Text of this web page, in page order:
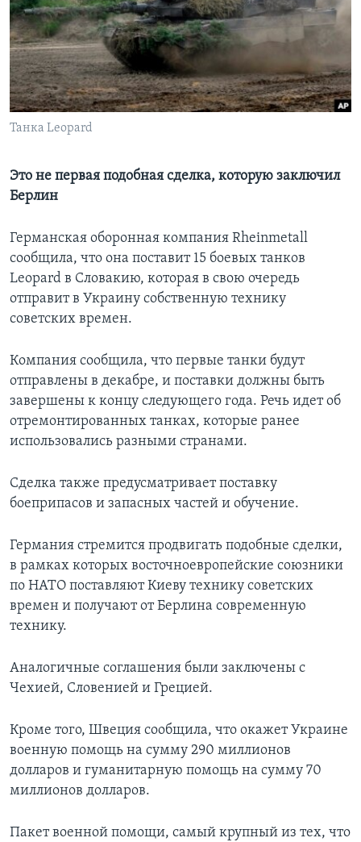
Learning English
СОЦИАЛЬНЫЕ СЕТИ
Танка Leopard
Это не первая подобная сделка, которую заключил
Берлин
Германская оборонная компания Rheinmetall
сообщила, что она поставит 15 боевых танков
Leopard в Словакию, которая в свою очередь
отправит в Украину собственную технику
советских времен.
Компания сообщила, что первые танки будут
отправлены в декабре, и поставки должны быть
завершены к концу следующего года. Речь идет об
отремонтированных танках, которые ранее
использовались разными странами.
Сделка также предусматривает поставку
боеприпасов и запасных частей и обучение.
Германия стремится продвигать подобные сделки,
в рамках которых восточноевропейские союзники
по НАТО поставляют Киеву технику советских
времен и получают от Берлина современную
технику.
Аналогичные соглашения были заключены с
Чехией, Словенией и Грецией.
Кроме того, Швеция сообщила, что окажет Украине
военную помощь на сумму 290 миллионов
долларов и гуманитарную помощь на сумму 70
миллионов долларов.
Пакет военной помощи, самый крупный из тех, что